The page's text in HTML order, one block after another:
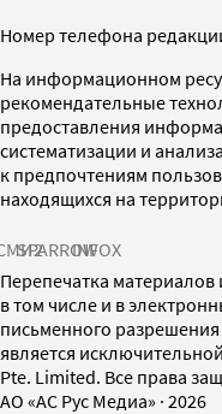
Номер телефона
На информационном
рекомендательные
предоставления
систематизации и
к предпочтениям
находящихся на
SPARROWINFOX
Перепечатка
в том числе и в
письменного
является
Pte. Limited. Все права
AO «АС Рус Медиа» · 2026